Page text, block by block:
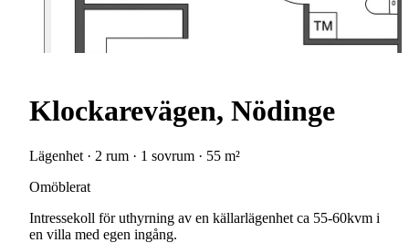
Klockarevägen, Nödinge
Lägenhet · 2 rum · 1 sovrum · 55 m²
Omöblerat
Intressekoll för uthyrning av en källarlägenhet ca 55-60kvm i
en villa med egen ingång.